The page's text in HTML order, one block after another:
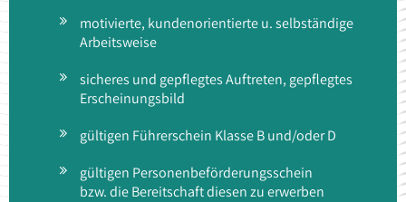
motivierte, kundenorientierte u. selbständige
Arbeitsweise
sicheres und gepflegtes Auftreten, gepflegtes
Erscheinungsbild
gültigen Führerschein Klasse B und/oder D
gültigen Personenbeförderungsschein
bzw. die Bereitschaft diesen zu erwerben